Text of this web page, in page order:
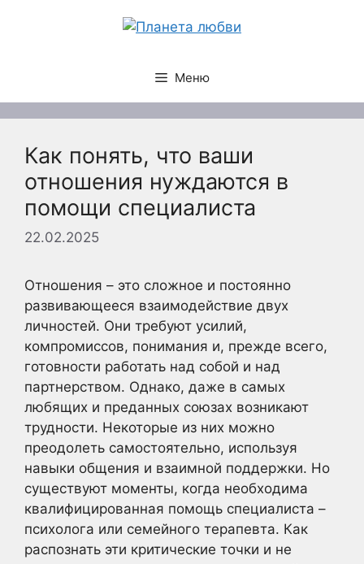
Меню
Как понять, что ваши
отношения нуждаются в
помощи специалиста
22.02.2025
Отношения – это сложное и постоянно
развивающееся взаимодействие двух
личностей. Они требуют усилий,
компромиссов, понимания и, прежде всего,
готовности работать над собой и над
партнерством. Однако, даже в самых
любящих и преданных союзах возникают
трудности. Некоторые из них можно
преодолеть самостоятельно, используя
навыки общения и взаимной поддержки. Но
существуют моменты, когда необходима
квалифицированная помощь специалиста –
психолога или семейного терапевта. Как
распознать эти критические точки и не